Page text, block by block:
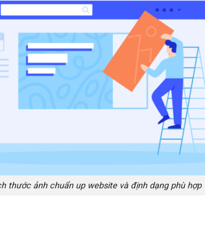
thước ảnh chuẩn up website và định dạng phù hợp